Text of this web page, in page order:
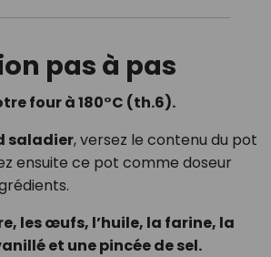
pas à pas
four à 180°C (th.6).
saladier, versez le contenu du pot
ensuite ce pot comme doseur
les œufs, l’huile, la farine, la
et une pincée de sel.